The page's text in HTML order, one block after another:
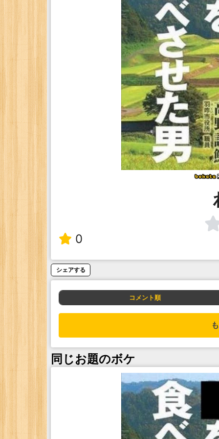
0
シェアする
コメント順
同じお題のボケ